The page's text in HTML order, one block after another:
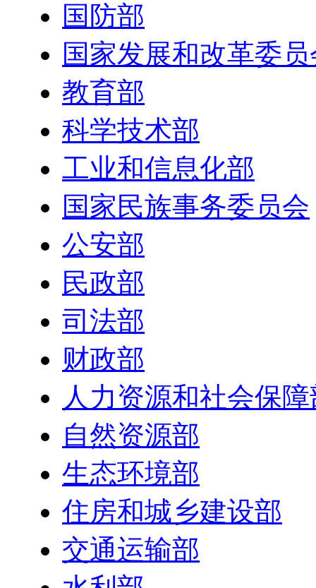
国防部
国家发展和改革委
教育部
科学技术部
工业和信息化部
国家民族事务委员会
公安部
民政部
司法部
财政部
人力资源和社会保
自然资源部
生态环境部
住房和城乡建设部
交通运输部